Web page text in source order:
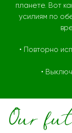
планете. Вот
усилиям по
• Повторно
•